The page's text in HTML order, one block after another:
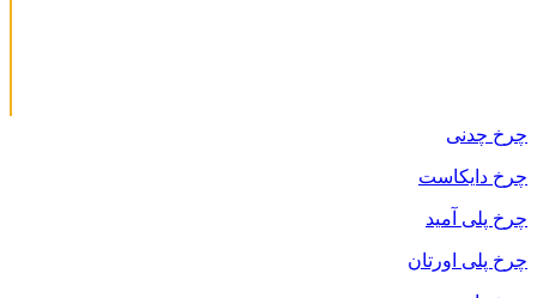
چرخ چدنی
چرخ دایکاست
چرخ پلی آمید
چرخ پلی اورتان